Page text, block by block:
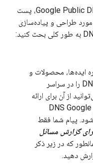
می‌توانید برای دریافت به‌روزرسانی‌های Google Public DNS، پست
طراحی و پیاده‌سازی
ایده‌ها، محصولات و
ابتکارات جدید است که زیرساخت DNS را در سراسر
از آن برای ارائه
بازخورد در مورد ویژگی‌های عمومی DNS Google
پیام شما فقط
گزارش مسائل
که در زیر ذکر
دهید.